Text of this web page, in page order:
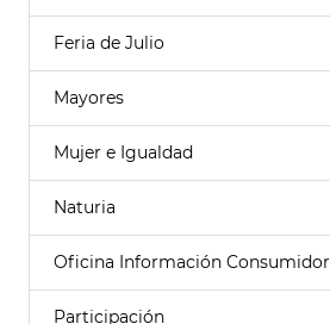
Feria de Julio
Mayores
Mujer e Igualdad
Naturia
Oficina Información Consumidor
Participación